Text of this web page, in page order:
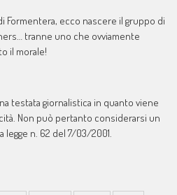
Formentera, ecco nascere il gruppo di
tranne uno che ovviamente
il morale!
testata giornalistica in quanto viene
Non può pertanto considerarsi un
n. 62 del 7/03/2001.